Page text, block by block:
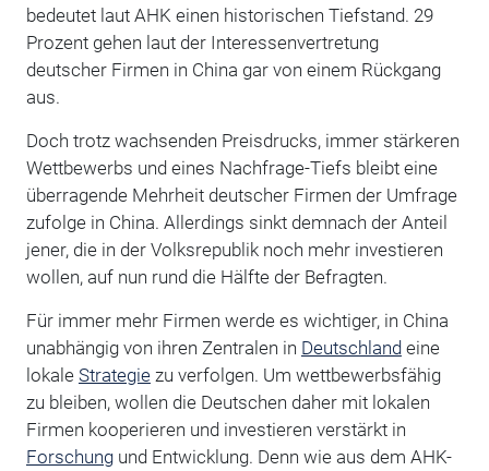
bedeutet laut AHK einen historischen Tiefstand. 29
Prozent gehen laut der Interessenvertretung
deutscher Firmen in China gar von einem Rückgang
aus.
Doch trotz wachsenden Preisdrucks, immer stärkeren
Wettbewerbs und eines Nachfrage-Tiefs bleibt eine
überragende Mehrheit deutscher Firmen der Umfrage
zufolge in China. Allerdings sinkt demnach der Anteil
jener, die in der Volksrepublik noch mehr investieren
wollen, auf nun rund die Hälfte der Befragten.
Für immer mehr Firmen werde es wichtiger, in China
unabhängig von ihren Zentralen in Deutschlandeine
lokale Strategiezu verfolgen. Um wettbewerbsfähig
zu bleiben, wollen die Deutschen daher mit lokalen
Firmen kooperieren und investieren verstärkt in
Forschungund Entwicklung. Denn wie aus dem AHK-